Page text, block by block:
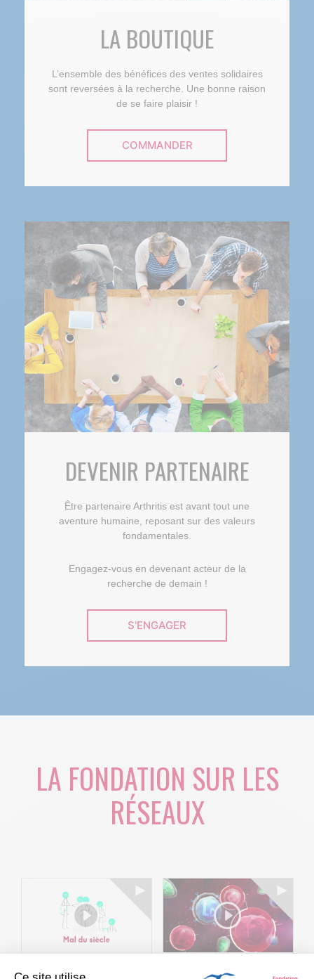
LA BOUTIQUE
L’ensemble des bénéfices des ventes solidaires
sont reversées à la recherche. Une bonne raison
de se faire plaisir !
COMMANDER
DEVENIR PARTENAIRE
Être partenaire Arthritis est avant tout une
aventure humaine, reposant sur des valeurs
fondamentales.
Engagez-vous en devenant acteur de la
recherche de demain !
S'ENGAGER
LA FONDATION SUR LES
RÉSEAUX